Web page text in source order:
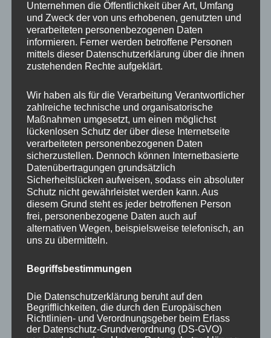
NEWS ABONNIEREN?
Your email:
KATEGORIEN
Aktuelles vom MP
Allgemein
Impulse zur persönlichen Reflexion
Naturfoto-Blog
Unternehmen die Öffentlichkeit über Art, Umfang
und Zweck der von uns erhobenen, genutzten und
verarbeiteten personenbezogenen Daten
informieren. Ferner werden betroffene Personen
mittels dieser Datenschutzerklärung über die ihnen
zustehenden Rechte aufgeklärt.
Wir haben als für die Verarbeitung Verantwortlicher
zahlreiche technische und organisatorische
Maßnahmen umgesetzt, um einen möglichst
lückenlosen Schutz der über diese Internetseite
verarbeiteten personenbezogenen Daten
sicherzustellen. Dennoch können Internetbasierte
Datenübertragungen grundsätzlich
Sicherheitslücken aufweisen, sodass ein absoluter
Schutz nicht gewährleistet werden kann. Aus
diesem Grund steht es jeder betroffenen Person
frei, personenbezogene Daten auch auf
alternativen Wegen, beispielsweise telefonisch, an
uns zu übermitteln.
Begriffsbestimmungen
Die Datenschutzerklärung beruht auf den
Begrifflichkeiten, die durch den Europäischen
Richtlinien- und Verordnungsgeber beim Erlass
der Datenschutz-Grundverordnung (DS-GVO)